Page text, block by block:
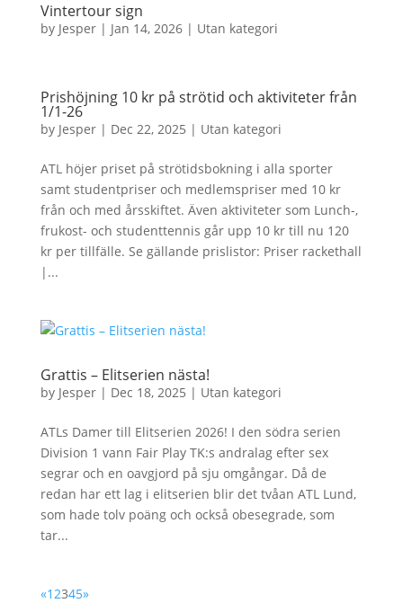
Vintertour sign
by Jesper| Jan 14, 2026| Utan kategori
Prishöjning 10 kr på strötid och aktiviteter från
1/1-26
by Jesper| Dec 22, 2025 | Utan kategori
ATL höjer priset på strötidsbokning i alla sporter
samt studentpriser och medlemspriser med 10 kr
från och med årsskiftet. Även aktiviteter som Lunch-,
frukost- och studenttennis går upp 10 kr till nu 120
kr per tillfälle. Se gällande prislistor: Priser rackethall
|...
Grattis – Elitserien nästa!
by Jesper| Dec 18, 2025 | Utan kategori
ATLs Damer till Elitserien 2026! I den södra serien
Division 1 vann Fair Play TK:s andralag efter sex
segrar och en oavgjord på sju omgångar. Då de
redan har ett lag i elitserien blir det tvåan ATL Lund,
som hade tolv poäng och också obesegrade, som
tar...
«12345»